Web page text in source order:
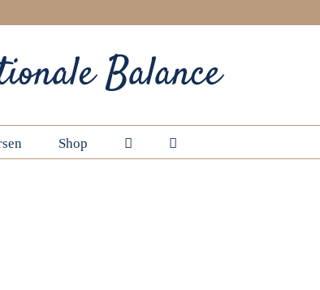
Balance
Shop